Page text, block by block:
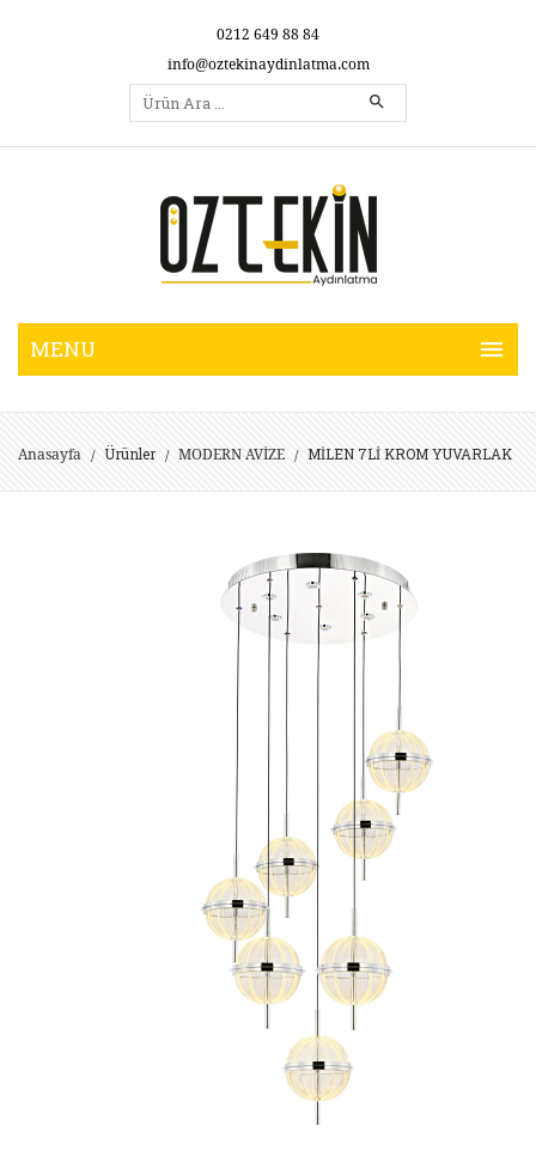
0212 649 88 84
info@oztekinaydinlatma.com
Anasayfa / Ürünler / MODERN AVİZE / MİLEN 7Lİ KROM YUVARLAK